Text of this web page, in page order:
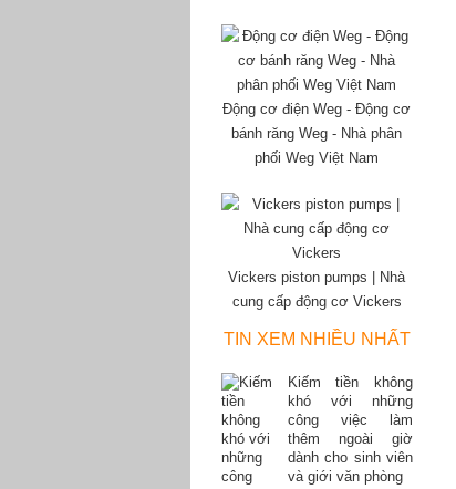
Động cơ điện Weg - Động cơ
bánh răng Weg - Nhà phân
phối Weg Việt Nam
Vickers piston pumps | Nhà
cung cấp động cơ Vickers
TIN XEM NHIỀU NHẤT
Kiếm tiền không
khó với những
công việc làm
thêm ngoài giờ
dành cho sinh viên
và giới văn phòng